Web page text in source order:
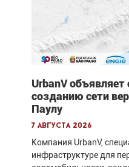
UrbanV объявляет
созданию сети
Паулу
7 августа 2026
Компания UrbanV,
инфраструктуре для